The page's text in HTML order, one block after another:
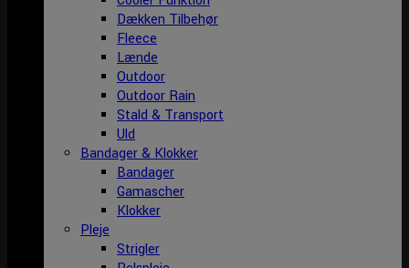
Dækken Tilbehør
Fleece
Lænde
Outdoor
Outdoor Rain
Stald & Transport
Uld
Bandager & Klokker
Bandager
Gamascher
Klokker
Pleje
Strigler